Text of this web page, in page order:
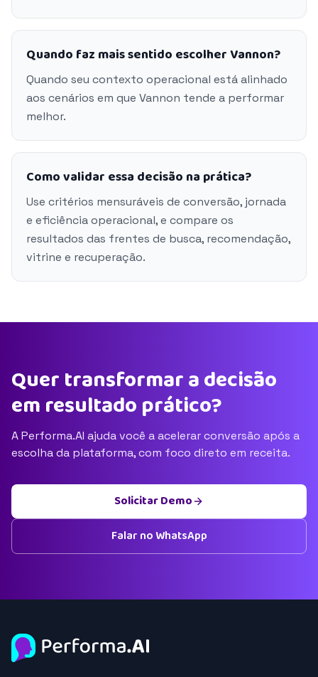
Quando faz mais sentido escolher Vannon?
Quando seu contexto operacional está alinhado
aos cenários em que Vannon tende a performar
melhor.
Como validar essa decisão na prática?
Use critérios mensuráveis de conversão, jornada
e eficiência operacional, e compare os
resultados das frentes de busca, recomendação,
vitrine e recuperação.
Quer transformar a decisão
em resultado prático?
A Performa.AI ajuda você a acelerar conversão após a
escolha da plataforma, com foco direto em receita.
Solicitar Demo
Falar no WhatsApp